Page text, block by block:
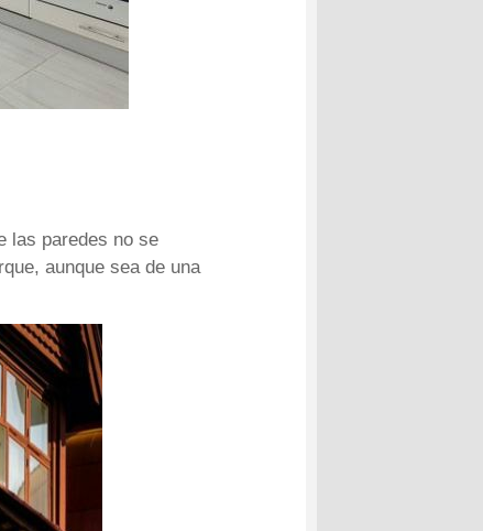
las paredes no se
aunque sea de una